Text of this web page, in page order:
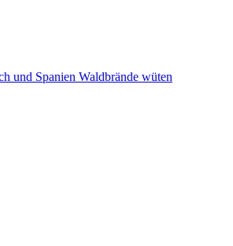
und Spanien Waldbrände wüten